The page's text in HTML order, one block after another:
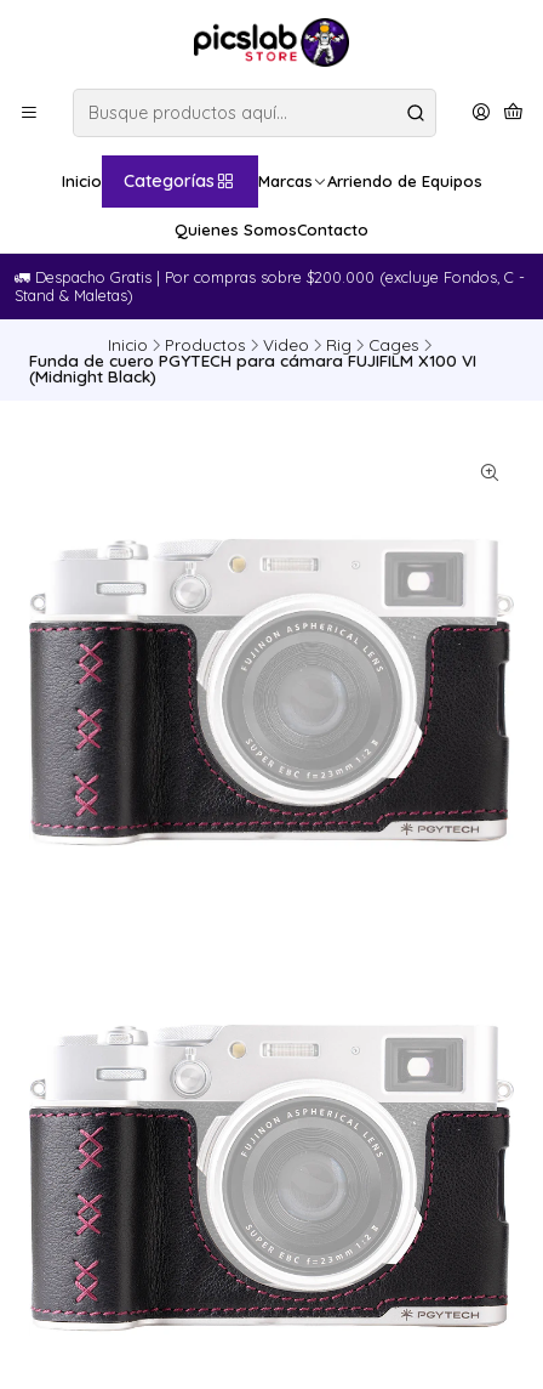
Inicio Categorías Marcas Arriendo de Equipos
Quienes SomosContacto
🚛​ Despacho Gratis | Por compras sobre $200.000 (excluye Fondos, C -
Stand & Maletas)
Inicio Productos Video Rig Cages
Funda de cuero PGYTECH para cámara FUJIFILM X100 VI
(Midnight Black)